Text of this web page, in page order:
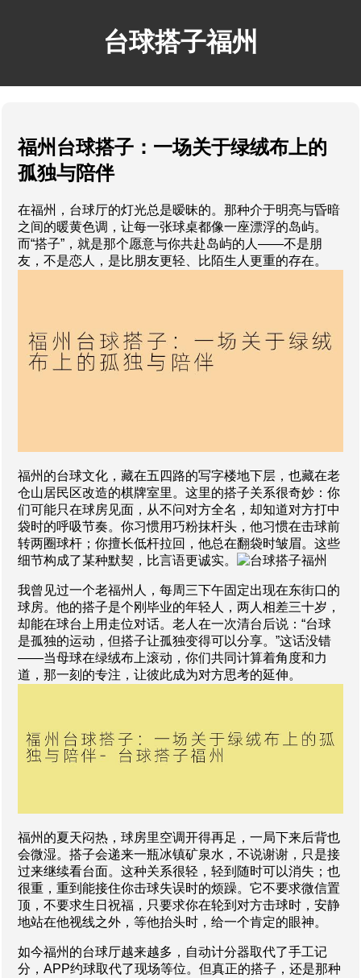
台球搭子福州
福州台球搭子：一场关于绿绒布上的
孤独与陪伴
在福州，台球厅的灯光总是暧昧的。那种介于明亮与昏暗
之间的暖黄色调，让每一张球桌都像一座漂浮的岛屿。
而“搭子”，就是那个愿意与你共赴岛屿的人——不是朋
友，不是恋人，是比朋友更轻、比陌生人更重的存在。
福州的台球文化，藏在五四路的写字楼地下层，也藏在老
仓山居民区改造的棋牌室里。这里的搭子关系很奇妙：你
们可能只在球房见面，从不问对方全名，却知道对方打中
袋时的呼吸节奏。你习惯用巧粉抹杆头，他习惯在击球前
转两圈球杆；你擅长低杆拉回，他总在翻袋时皱眉。这些
细节构成了某种默契，比言语更诚实。
我曾见过一个老福州人，每周三下午固定出现在东街口的
球房。他的搭子是个刚毕业的年轻人，两人相差三十岁，
却能在球台上用走位对话。老人在一次清台后说：“台球
是孤独的运动，但搭子让孤独变得可以分享。”这话没错
——当母球在绿绒布上滚动，你们共同计算着角度和力
道，那一刻的专注，让彼此成为对方思考的延伸。
福州的夏天闷热，球房里空调开得再足，一局下来后背也
会微湿。搭子会递来一瓶冰镇矿泉水，不说谢谢，只是接
过来继续看台面。这种关系很轻，轻到随时可以消失；也
很重，重到能接住你击球失误时的烦躁。它不要求微信置
顶，不要求生日祝福，只要求你在轮到对方击球时，安静
地站在他视线之外，等他抬头时，给一个肯定的眼神。
如今福州的台球厅越来越多，自动计分器取代了手工记
分，APP约球取代了现场等位。但真正的搭子，还是那种